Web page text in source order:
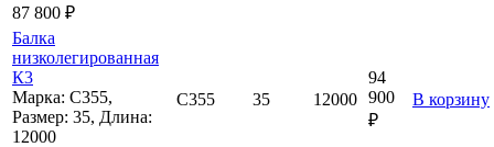
87 800 ₽
Балка
низколегированная
К3
Марка: С355,
Размер: 35, Длина:
12000
С355 35 12000
94
900
₽
В корзину